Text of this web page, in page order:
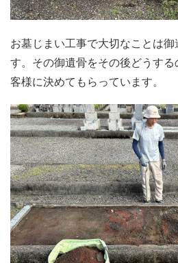
お墓じまい工事で大切なことは
す。その御遺骨をその後どうす
客様に決めてもらっています。